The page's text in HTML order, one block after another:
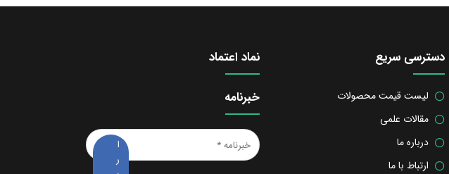
دسترسی سریع
لیست قیمت محصولات
مقالات علمی
درباره ما
ارتباط با ما
نماد اعتماد
خبرنامه
خبرنامه
*